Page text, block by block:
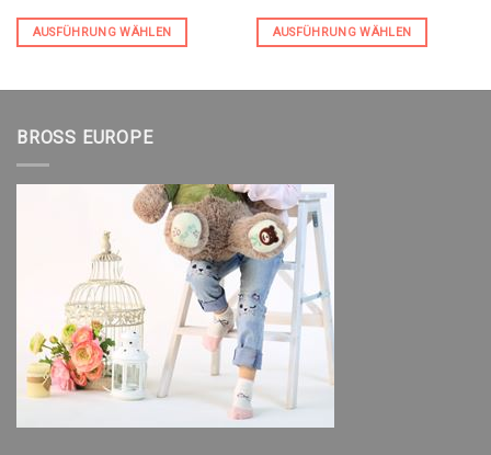
AUSFÜHRUNG WÄHLEN AUSFÜHRUNG WÄHLEN
BROSS EUROPE